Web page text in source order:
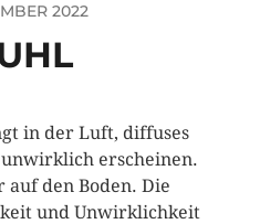
2022
in der Luft, diffuses
erscheinen.
den Boden. Die
und Unwirklichkeit